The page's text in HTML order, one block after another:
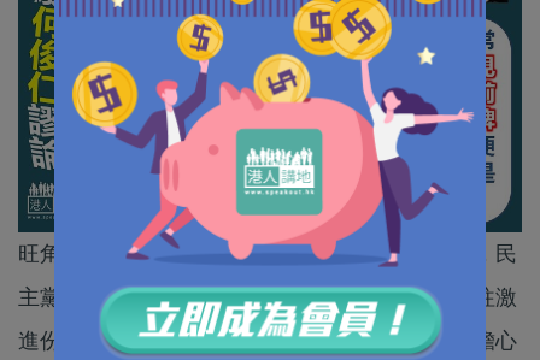
旺角昨日凌晨發生的暴徒騷亂事件深受各界關注，民
主黨議員立法會何俊仁回應事件時竟然表示，過往激
進份子的行動，不會做到社會不可接受的行動，擔心